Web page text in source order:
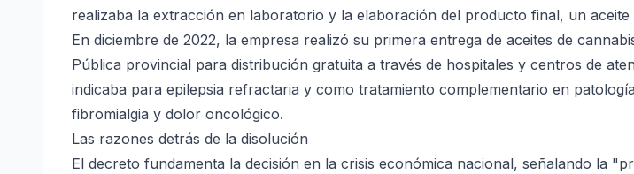
realizaba la extracción en laboratorio y la elaboración del producto final, un aceite
En diciembre de 2022, la empresa realizó su primera entrega de aceites de
Pública provincial para distribución gratuita a través de hospitales y centros de
indicaba para epilepsia refractaria y como tratamiento complementario en
fibromialgia y dolor oncológico.
Las razones detrás de la disolución
El decreto fundamenta la decisión en la crisis económica nacional, señalando la